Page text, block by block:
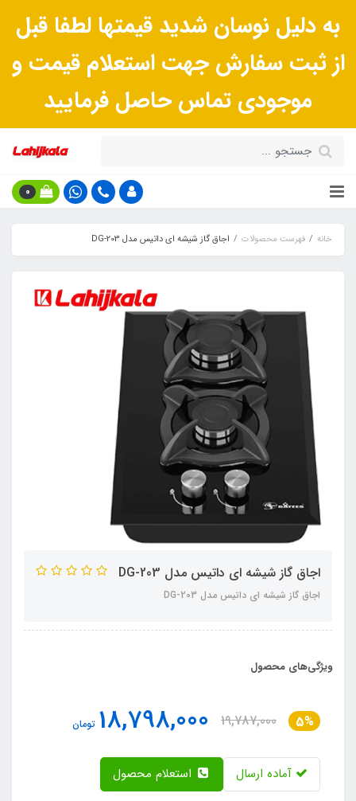
به دلیل نوسان شدید قیمتها لطفا قبل
از ثبت سفارش جهت استعلام قیمت و
موجودی تماس حاصل فرمایید
0
خانه فهرست محصولات اجاق گاز شیشه ای داتیس مدل DG-203
اجاق گاز شیشه ای داتیس مدل DG-203
اجاق گاز شیشه ای داتیس مدل DG-203
ویژگی‌های محصول
5%
19,787,000
18,798,000 تومان
آماده ارسال